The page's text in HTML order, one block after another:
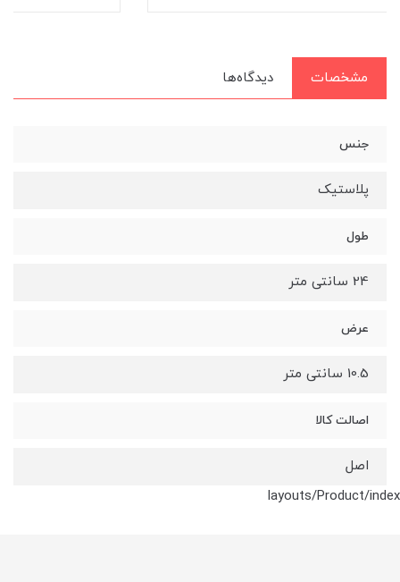
مشخصات دیدگاه‌ها
جنس
پلاستیک
طول
24 سانتی متر
عرض
10.5 سانتی متر
اصالت کالا
اصل
layouts/Product/index